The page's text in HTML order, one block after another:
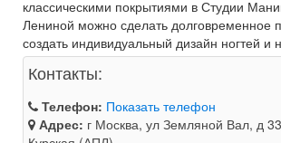
классическими покрытиями в Студии
Лениной можно сделать долговременное
создать индивидуальный дизайн ногтей и
Контакты:
Телефон: Показать телефон
Адрес: г Москва, ул Земляной Вал, д